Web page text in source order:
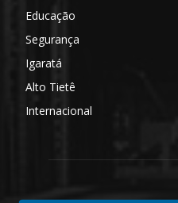
Educação
Segurança
Igaratá
Alto Tietê
Internacional